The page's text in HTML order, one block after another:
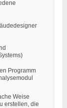
Programm
Weise
erstellen, die